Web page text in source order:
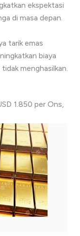
ekspektasi
di masa depan.
tarik emas
biaya
menghasilkan.
1.850 per Ons,